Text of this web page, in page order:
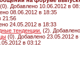
(0). Добавлено 10.06.2012 в
08.06.2012 в 18:35
21:56
24.05.2012 в 18:33
тенденции. (2).
(0). Добавлено 23.05.2012 в
в 03:12